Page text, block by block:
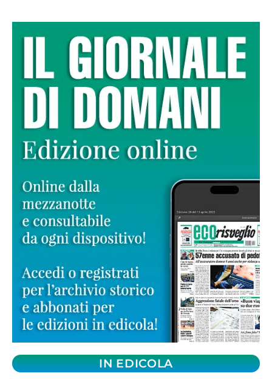
IN EDICOLA